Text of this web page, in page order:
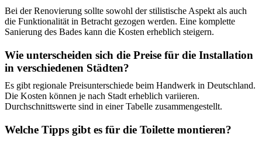
Bei der Renovierung sollte sowohl der stilistische Aspekt als auch
die Funktionalität in Betracht gezogen werden. Eine komplette
Sanierung des Bades kann die Kosten erheblich steigern.
Wie unterscheiden sich die Preise für die Installation
in verschiedenen Städten?
Es gibt regionale Preisunterschiede beim Handwerk in Deutschland.
Die Kosten können je nach Stadt erheblich variieren.
Durchschnittswerte sind in einer Tabelle zusammengestellt.
Welche Tipps gibt es für die Toilette montieren?